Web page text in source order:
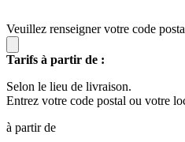
Veuillez renseigner votre code
Tarifs à partir de :
Selon le lieu de livraison.
Entrez votre code postal ou votre
à partir de